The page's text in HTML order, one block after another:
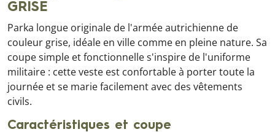
GRISE
Parka longue originale de l'armée autrichienne de
couleur grise, idéale en ville comme en pleine nature. Sa
coupe simple et fonctionnelle s'inspire de l'uniforme
militaire : cette veste est confortable à porter toute la
journée et se marie facilement avec des vêtements
civils.
Caractéristiques et coupe